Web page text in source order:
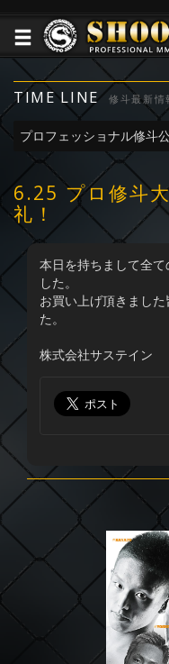
TIME LINE 修斗最新情
プロフェッショナル修斗
6.25 プロ修斗
礼！
本日を持ちまして全
した。
お買い上げ頂きまし
た。
株式会社サステイン